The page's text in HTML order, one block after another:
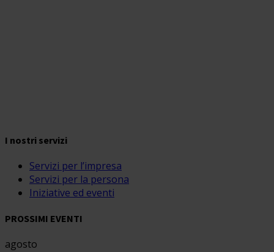
I nostri servizi
Servizi per l’impresa
Servizi per la persona
Iniziative ed eventi
PROSSIMI EVENTI
agosto